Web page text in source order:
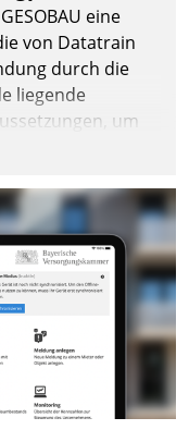
eine
von Datatrain
durch die
liegende
um
und weitere